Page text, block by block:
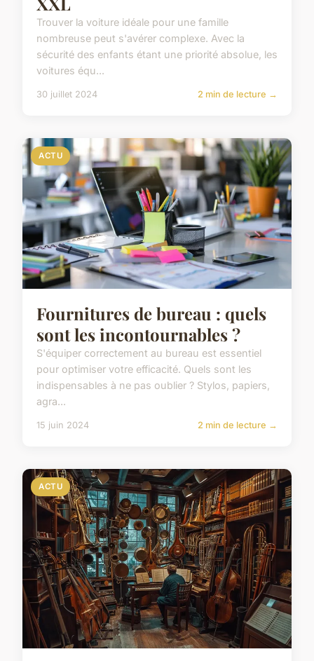
Trouver la voiture idéale pour une famille
nombreuse peut s'avérer complexe. Avec la
sécurité des enfants étant une priorité absolue, les
voitures équ...
30 juillet 2024 2 min de lecture →
ACTU
Fournitures de bureau : quels
sont les incontournables ?
S'équiper correctement au bureau est essentiel
pour optimiser votre efficacité. Quels sont les
indispensables à ne pas oublier ? Stylos, papiers,
agra...
15 juin 2024 2 min de lecture →
ACTU